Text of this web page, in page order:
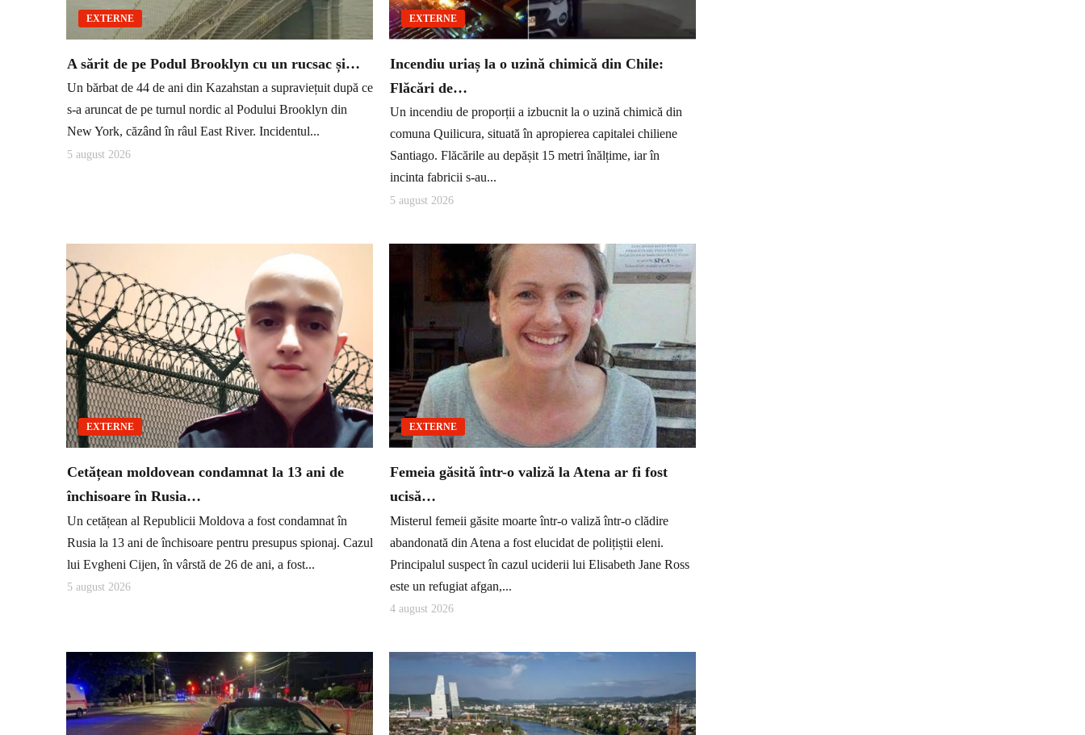
EXTERNE
A sărit de pe Podul Brooklyn cu un rucsac și…
Un bărbat de 44 de ani din Kazahstan a supraviețuit după ce
s-a aruncat de pe turnul nordic al Podului Brooklyn din
New York, căzând în râul East River. Incidentul...
5 august 2026
EXTERNE
Incendiu uriaș la o uzină chimică din Chile:
Flăcări de…
Un incendiu de proporții a izbucnit la o uzină chimică din
comuna Quilicura, situată în apropierea capitalei chiliene
Santiago. Flăcările au depășit 15 metri înălțime, iar în
incinta fabricii s-au...
5 august 2026
EXTERNE
Cetățean moldovean condamnat la 13 ani de
închisoare în Rusia…
Un cetățean al Republicii Moldova a fost condamnat în
Rusia la 13 ani de închisoare pentru presupus spionaj. Cazul
lui Evgheni Cijen, în vârstă de 26 de ani, a fost...
5 august 2026
EXTERNE
Femeia găsită într-o valiză la Atena ar fi fost
ucisă…
Misterul femeii găsite moarte într-o valiză într-o clădire
abandonată din Atena a fost elucidat de polițiștii eleni.
Principalul suspect în cazul uciderii lui Elisabeth Jane Ross
este un refugiat afgan,...
4 august 2026